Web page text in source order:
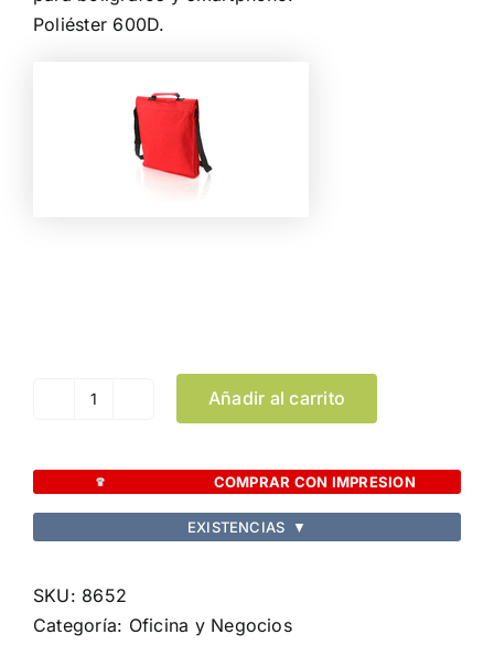
Poliéster 600D.
Portadocumentos
cantidad
Añadir al carrito
COMPRAR CON IMPRESION
EXISTENCIAS ▼
SKU: 8652
Categoría: Oficina y Negocios